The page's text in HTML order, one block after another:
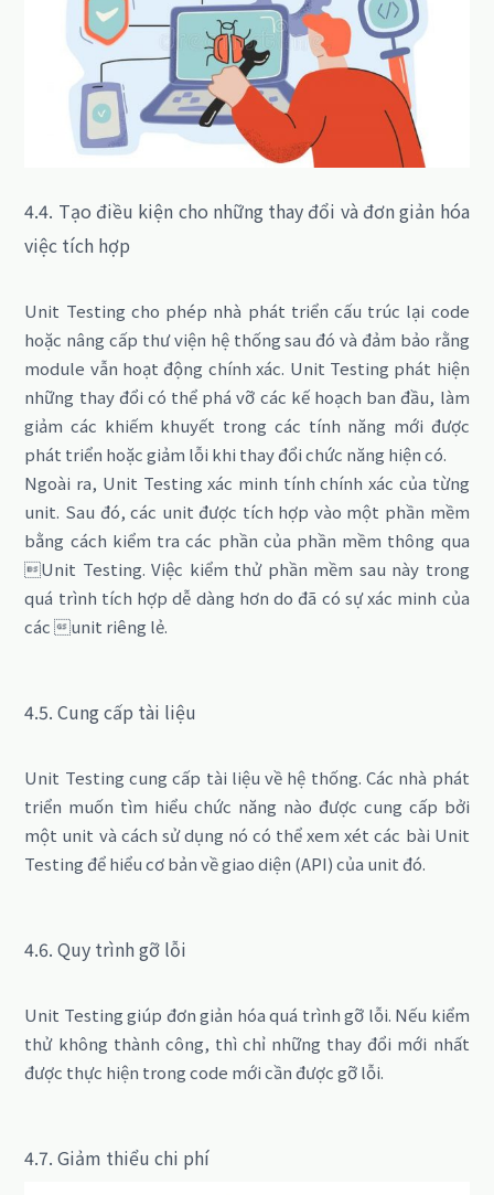
4.4. Tạo điều kiện cho những thay đổi và đơn giản hóa
việc tích hợp
Unit Testing cho phép nhà phát triển cấu trúc lại code
hoặc nâng cấp thư viện hệ thống sau đó và đảm bảo rằng
module vẫn hoạt động chính xác. Unit Testing phát hiện
những thay đổi có thể phá vỡ các kế hoạch ban đầu, làm
giảm các khiếm khuyết trong các tính năng mới được
phát triển hoặc giảm lỗi khi thay đổi chức năng hiện có.
Ngoài ra, Unit Testing xác minh tính chính xác của từng
unit. Sau đó, các unit được tích hợp vào một phần mềm
bằng cách kiểm tra các phần của phần mềm thông qua
Unit Testing. Việc kiểm thử phần mềm sau này trong
quá trình tích hợp dễ dàng hơn do đã có sự xác minh của
các unit riêng lẻ.
4.5. Cung cấp tài liệu
Unit Testing cung cấp tài liệu về hệ thống. Các nhà phát
triển muốn tìm hiểu chức năng nào được cung cấp bởi
một unit và cách sử dụng nó có thể xem xét các bài Unit
Testing để hiểu cơ bản về giao diện (API) của unit đó.
4.6. Quy trình gỡ lỗi
Unit Testing giúp đơn giản hóa quá trình gỡ lỗi. Nếu kiểm
thử không thành công, thì chỉ những thay đổi mới nhất
được thực hiện trong code mới cần được gỡ lỗi.
4.7. Giảm thiểu chi phí